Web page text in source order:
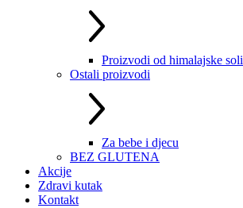
Proizvodi od himalajske soli
Ostali proizvodi
Za bebe i djecu
BEZ GLUTENA
Akcije
Zdravi kutak
Kontakt